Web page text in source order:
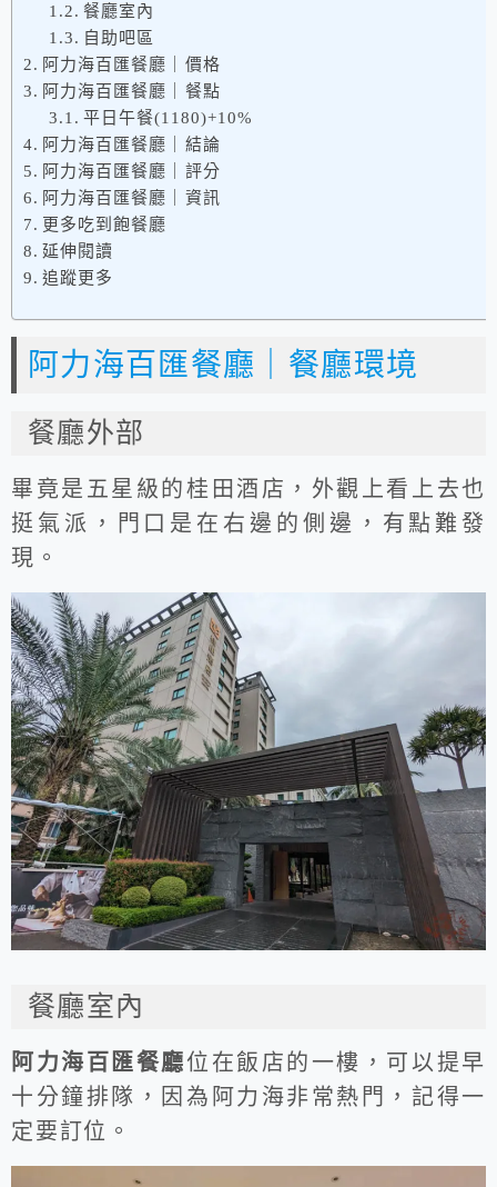
餐廳室內
自助吧區
阿力海百匯餐廳｜價格
阿力海百匯餐廳｜餐點
平日午餐(1180)+10%
阿力海百匯餐廳｜結論
阿力海百匯餐廳｜評分
阿力海百匯餐廳｜資訊
更多吃到飽餐廳
延伸閱讀
追蹤更多
阿力海百匯餐廳｜餐廳環境
餐廳外部
畢竟是五星級的桂田酒店，外觀上看上去也
挺氣派，門口是在右邊的側邊，有點難發
現。
餐廳室內
阿力海百匯餐廳位在飯店的一樓，可以提早
十分鐘排隊，因為阿力海非常熱門，記得一
定要訂位。